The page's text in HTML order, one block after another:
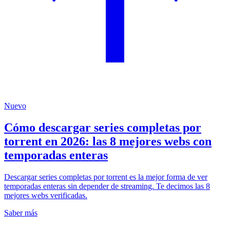
Nuevo
Cómo descargar series completas por
torrent en 2026: las 8 mejores webs con
temporadas enteras
Descargar series completas por torrent es la mejor forma de ver
temporadas enteras sin depender de streaming. Te decimos las 8
mejores webs verificadas.
Saber más